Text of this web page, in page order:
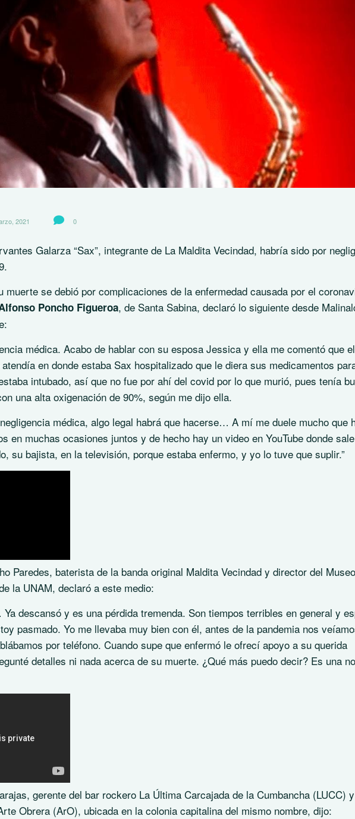
2021 0
Galarza “Sax”, integrante de La Maldita Vecindad, habría sido por
muerte se debió por complicaciones de la enfermedad causada por el
Poncho Figueroa, de Santa Sabina, declaró lo siguiente desde
médica. Acabo de hablar con su esposa Jessica y ella me comentó que
en donde estaba Sax hospitalizado que le diera sus medicamentos
intubado, así que no fue por ahí del covid por lo que murió, pues tenía
una alta oxigenación de 90%, según me dijo ella.
médica, algo legal habrá que hacerse… A mí me duele mucho que
en muchas ocasiones juntos y de hecho hay un video en YouTube donde sale
su bajista, en la televisión, porque estaba enfermo, y yo lo tuve que suplir.”
Paredes, baterista de la banda original Maldita Vecindad y director del Museo
la UNAM, declaró a este medio:
descansó y es una pérdida tremenda. Son tiempos terribles en general y
pasmado. Yo me llevaba muy bien con él, antes de la pandemia nos
por teléfono. Cuando supe que enfermó le ofrecí apoyo a su querida
detalles ni nada acerca de su muerte. ¿Qué más puedo decir? Es una
gerente del bar rockero La Última Carcajada de la Cumbancha (LUCC)
Obrera (ArO), ubicada en la colonia capitalina del mismo nombre, dijo: